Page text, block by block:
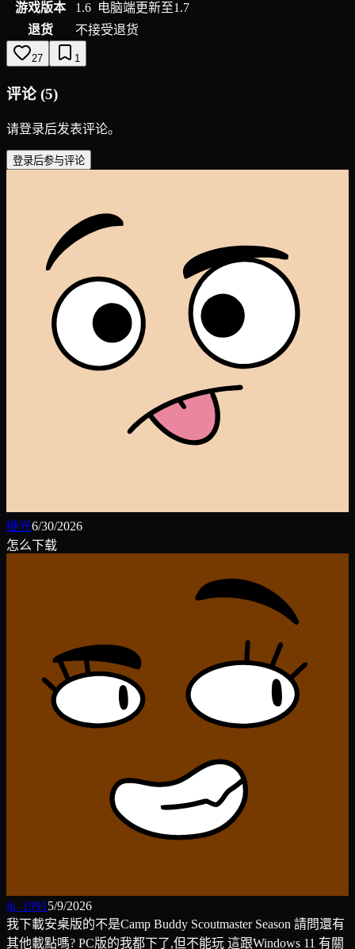
游戏版本
1.6 电脑端更新至1.7
退货
不接受退货
27 1
评论 (5)
请登录后发表评论。
登录后参与评论
继光6/30/2026
怎么下载
jk_1991 5/9/2026
我下載安桌版的不是Camp Buddy Scoutmaster Season 請問還有
其他載點嗎? PC版的我都下了,但不能玩 這跟Windows 11 有關